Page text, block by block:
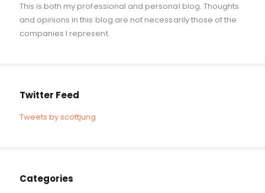
This is both my professional and personal blog. Thoughts
and opinions in this blog are not necessarily those of the
companies I represent.
Twitter Feed
Tweets by scottjung
Categories